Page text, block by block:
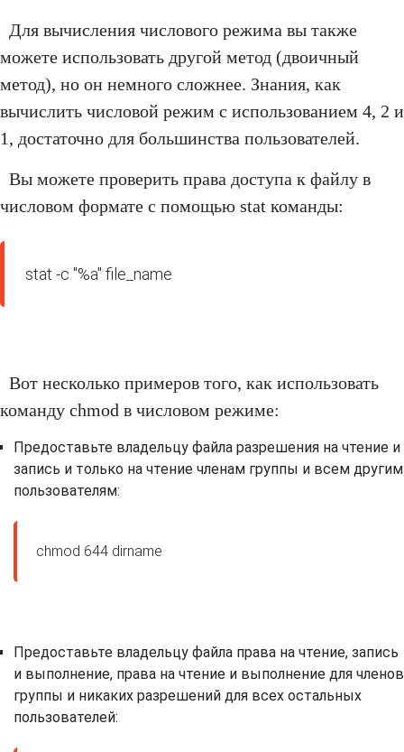
Для вычисления числового режима вы также
можете использовать другой метод (двоичный
метод), но он немного сложнее. Знания, как
вычислить числовой режим с использованием 4, 2 и
1, достаточно для большинства пользователей.
Вы можете проверить права доступа к файлу в
числовом формате с помощью stat команды:
Вот несколько примеров того, как использовать
команду chmod в числовом режиме:
Предоставьте владельцу файла разрешения на чтение и
запись и только на чтение членам группы и всем другим
пользователям:
Предоставьте владельцу файла права на чтение, запись
и выполнение, права на чтение и выполнение для членов
группы и никаких разрешений для всех остальных
пользователей: